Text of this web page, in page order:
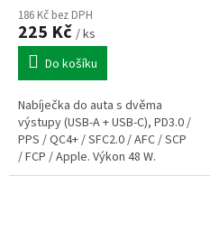
186 Kč bez DPH
225 Kč / ks
Do košíku
Nabíječka do auta s dvěma
výstupy (USB-A + USB-C), PD3.0 /
PPS / QC4+ / SFC2.0 / AFC / SCP
/ FCP / Apple. Výkon 48 W.